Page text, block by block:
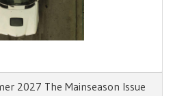
2027 The Mainseason Issue